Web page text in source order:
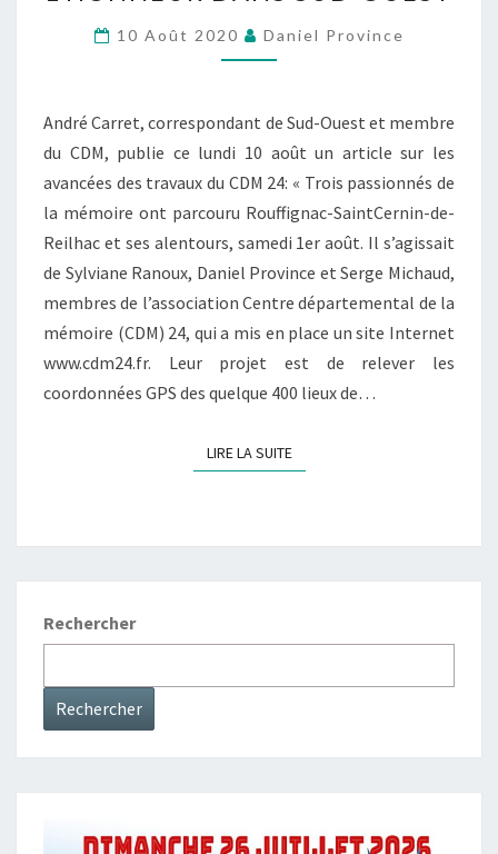
T
R
V
A
U
X
D
U
C
D
M
À
’
N
D
N
U
10 Août 2020 Daniel Province
André Carret, correspondant de Sud-Ouest et membre
du CDM, publie ce lundi 10 août un article sur les
avancées des travaux du CDM 24: « Trois passionnés de
la mémoire ont parcouru Rouffignac-SaintCernin-de-
Reilhac et ses alentours, samedi 1er août. Il s’agissait
de Sylviane Ranoux, Daniel Province et Serge Michaud,
membres de l’association Centre départemental de la
mémoire (CDM) 24, qui a mis en place un site Internet
www.cdm24.fr. Leur projet est de relever les
coordonnées GPS des quelque 400 lieux de…
LIRE LA SUITELIRE LA SUITE
Rechercher
Rechercher